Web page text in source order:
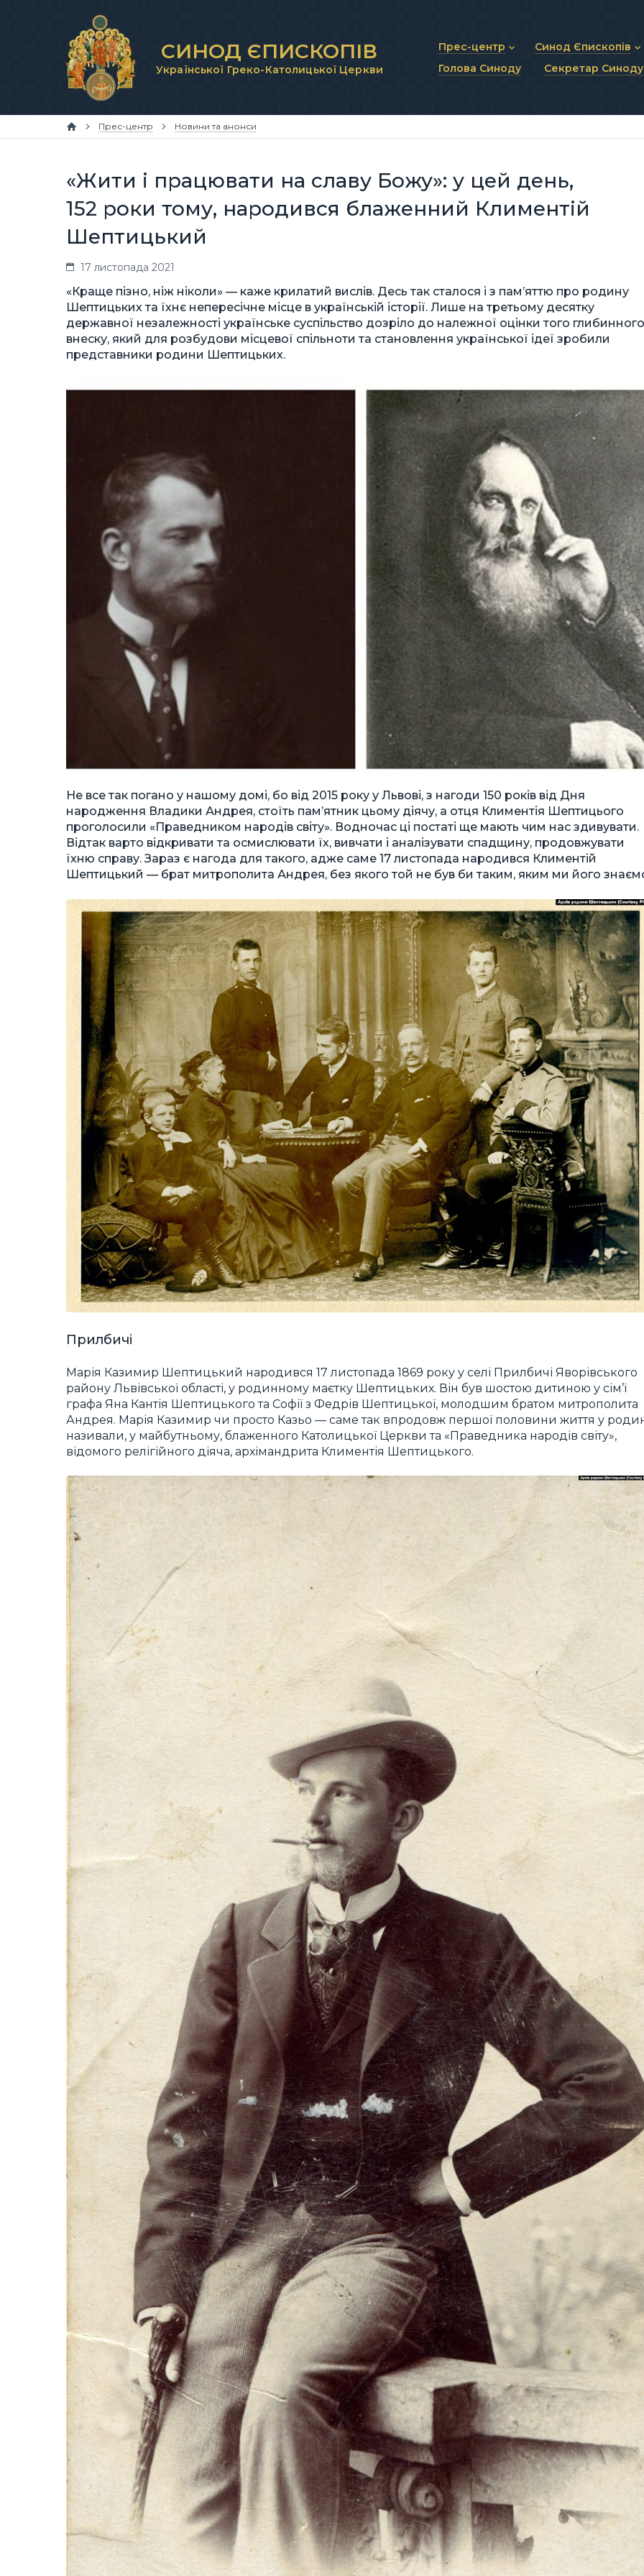
СИНОД ЄПИСКОПІВ
Української Греко-Католицької Церкви
Прес-центр
Новини та анонси
Синод Єпископів
Статут Синоду
Синодальні органи
Голова Синоду Секретар Синоду
Прес-центр Новини та анонси
«Жити і працювати на славу Божу»: у цей день,
152 роки тому, народився блаженний Климентій
Шептицький
17 листопада 2021
«Краще пізно, ніж ніколи» — каже крилатий вислів. Десь так сталося і з пам’яттю про родину
Шептицьких та їхнє непересічне місце в українській історії. Лише на третьому десятку
державної незалежності українське суспільство дозріло до належної оцінки того глибинного
внеску, який для розбудови місцевої спільноти та становлення української ідеї зробили
представники родини Шептицьких.
Не все так погано у нашому домі, бо від 2015 року у Львові, з нагоди 150 років від Дня
народження Владики Андрея, стоїть пам’ятник цьому діячу, а отця Климентія Шептицього
проголосили «Праведником народів світу». Водночас ці постаті ще мають чим нас здивувати.
Відтак варто відкривати та осмислювати їх, вивчати і аналізувати спадщину, продовжувати
їхню справу. Зараз є нагода для такого, адже саме 17 листопада народився Климентій
Шептицький — брат митрополита Андрея, без якого той не був би таким, яким ми його
Прилбичі
Марія Казимир Шептицький народився 17 листопада 1869 року у селі Прилбичі Яворівського
району Львівської області, у родинному маєтку Шептицьких. Він був шостою дитиною у сім’ї
графа Яна Кантія Шептицького та Софії з Федрів Шептицької, молодшим братом митрополита
Андрея. Марія Казимир чи просто Казьо — саме так впродовж першої половини життя у
називали, у майбутньому, блаженного Католицької Церкви та «Праведника народів світу»,
відомого релігійного діяча, архімандрита Климентія Шептицького.